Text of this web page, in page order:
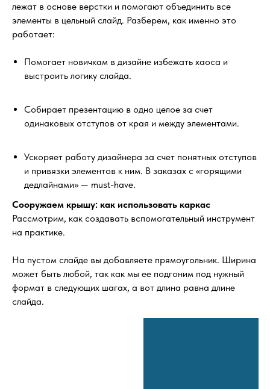
лежат в основе верстки и помогают объединить все
элементы в цельный слайд. Разберем, как именно это
работает:
Помогает новичкам в дизайне избежать хаоса и
выстроить логику слайда.
Собирает презентацию в одно целое за счет
одинаковых отступов от края и между элементами.
Ускоряет работу дизайнера за счет понятных отступов
и привязки элементов к ним. В заказах с «горящими
дедлайнами» — must-have.
Сооружаем крышу: как использовать каркас
Рассмотрим, как создавать вспомогательный инструмент
на практике.
На пустом слайде вы добавляете прямоугольник. Ширина
может быть любой, так как мы ее подгоним под нужный
формат в следующих шагах, а вот длина равна длине
слайда.